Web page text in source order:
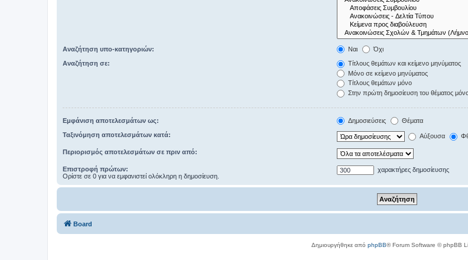
Αναζήτηση υπο-κατηγοριών: Ναι Όχι
Αναζήτηση σε:
Τίτλους θεμάτων και κείμενο μηνύματος
Μόνο σε κείμενο μηνύματος
Τίτλους θεμάτων μόνο
Στην πρώτη δημοσίευση του θέματος
Εμφάνιση αποτελεσμάτων ως: Δημοσιεύσεις Θέματα
Ταξινόμηση αποτελεσμάτων κατά: Αύξουσα
Περιορισμός αποτελεσμάτων σε πριν από:
Επιστροφή πρώτων:
Ορίστε σε 0 για να εμφανιστεί ολόκληρη η δημοσίευση.
χαρακτήρες δημοσίευσης
Board
Δημιουργήθηκε από phpBB® Forum Software © phpBB